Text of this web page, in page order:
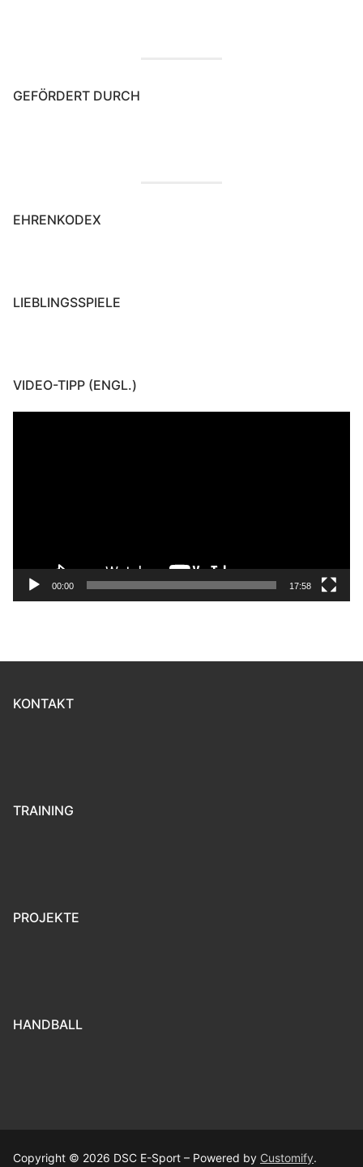
GEFÖRDERT DURCH
EHRENKODEX
LIEBLINGSSPIELE
VIDEO-TIPP (ENGL.)
00:00 17:58
KONTAKT
TRAINING
PROJEKTE
HANDBALL
Copyright © 2026 DSC E-Sport – Powered by Customify.